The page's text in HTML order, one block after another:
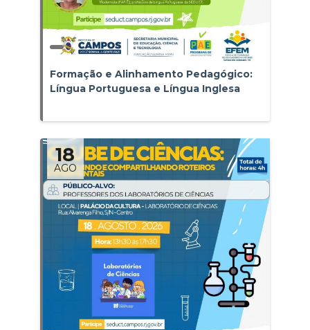
Formação e Alinhamento Pedagógico:
Língua Portuguesa e Língua Inglesa
18
AGO